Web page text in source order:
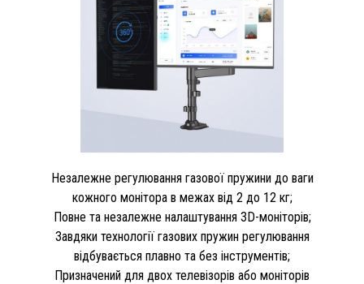
Незалежне регулювання газової пружини до ваги
кожного монітора в межах від 2 до 12 кг;
Повне та незалежне налаштування 3D-моніторів;
Завдяки технології газових пружин регулювання
відбувається плавно та без інструментів;
Призначений для двох телевізорів або моніторів